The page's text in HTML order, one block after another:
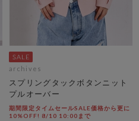
archives
スプリングタックボタンニット
プルオーバー
期間限定タイムセールSALE価格から更に
10%OFF! 8/10 10:00まで